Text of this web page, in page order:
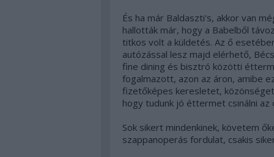
És ha már Baldaszti's, akkor van
hallották már, hogy a Babelből
titkos volt a küldetés. Az ő
autózással lesz majd elérhető,
fine dining és bisztró közötti
fogalmazott, azon az áron, amibe
fizetőképes keresletet,
hogy tudunk jó éttermet csinálni az
Sok sikert mindenkinek, követem
szappanoperás fordulat, csakis